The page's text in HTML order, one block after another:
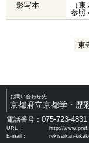
影写本
（
参照
東
お問い合わせ先
京都府立京都学・歴
電話番号：075-723-4831
URL ：
http://
E-mail：
rekisaikan-